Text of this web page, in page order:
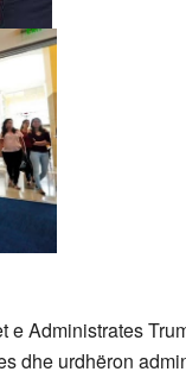
e Administrates
dhe urdhëron